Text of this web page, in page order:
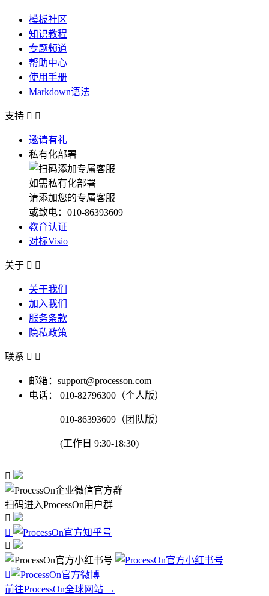
模板社区
知识教程
专题频道
帮助中心
使用手册
Markdown语法
支持  
邀请有礼
私有化部署
如需私有化部署
请添加您的专属客服
或致电：010-86393609
教育认证
对标Visio
关于  
关于我们
加入我们
服务条款
隐私政策
联系  
邮箱：support@processon.com
电话：
010-82796300（个人版）
010-86393609（团队版）
(工作日 9:30-18:30)

扫码进入ProcessOn用户群




前往ProcessOn全球网站 →